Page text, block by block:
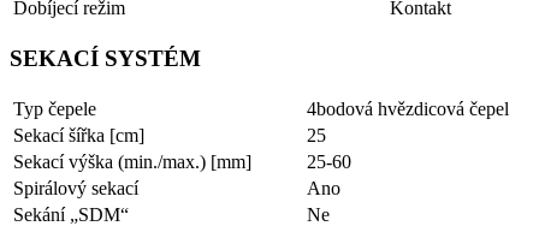
Dobíjecí režim Kontakt
SEKACÍ SYSTÉM
Typ čepele
4bodová hvězdicová čepel
Sekací šířka [cm]
25
Sekací výška (min./max.) [mm]
25-60
Spirálový sekací
Ano
Sekání „SDM“
Ne